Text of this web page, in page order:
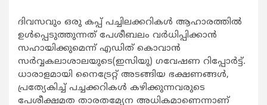
ദിവസവും ഒരു കപ്പ് പച്ചിലക്കറികള്‍ ആഹാരത്തില്‍
ഉള്‍പ്പെടുത്തുന്നത് പേശീബലം വര്‍ധിപ്പിക്കാന്‍
സഹായിക്കുമെന്ന് എഡിത് കൊവാന്‍
സര്‍വ്വകലാശാലയുടെ(ഇസിയു) ഗവേഷണ റിപ്പോര്‍ട്ട്.
ധാരാളമായി നൈട്രേറ്റ് അടങ്ങിയ ഭക്ഷണങ്ങള്‍,
പ്രത്യേകിച്ച് പച്ചക്കറികള്‍ കഴിക്കുന്നവരുടെ
പേശീക്ഷമത താരതമ്യേന അധികമാണെന്നാണ്